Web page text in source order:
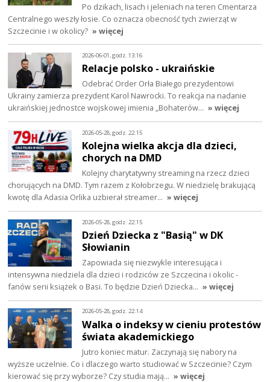
Po dzikach, lisach i jeleniach na teren Cmentarza
Centralnego weszły łosie. Co oznacza obecność tych zwierząt w
Szczecinie i w okolicy? » więcej
2026-06-01, godz. 13:16
Relacje polsko - ukraińskie
Odebrać Order Orła Białego prezydentowi
Ukrainy zamierza prezydent Karol Nawrocki. To reakcja na nadanie
ukraińskiej jednostce wojskowej imienia „Bohaterów… » więcej
2026-05-28, godz. 22:15
Kolejna wielka akcja dla dzieci,
chorych na DMD
Kolejny charytatywny streaming na rzecz dzieci
chorujących na DMD. Tym razem z Kołobrzegu. W niedzielę brakującą
kwotę dla Adasia Orlika uzbierał streamer… » więcej
2026-05-28, godz. 22:15
Dzień Dziecka z "Basią" w DK
Słowianin
Zapowiada się niezwykle interesująca i
intensywna niedziela dla dzieci i rodziców ze Szczecina i okolic -
fanów serii książek o Basi. To będzie Dzień Dziecka… » więcej
2026-05-28, godz. 22:14
Walka o indeksy w cieniu protestów
świata akademickiego
Jutro koniec matur. Zaczynają się nabory na
wyższe uczelnie. Co i dlaczego warto studiować w Szczecinie? Czym
kierować się przy wyborze? Czy studia mają… » więcej